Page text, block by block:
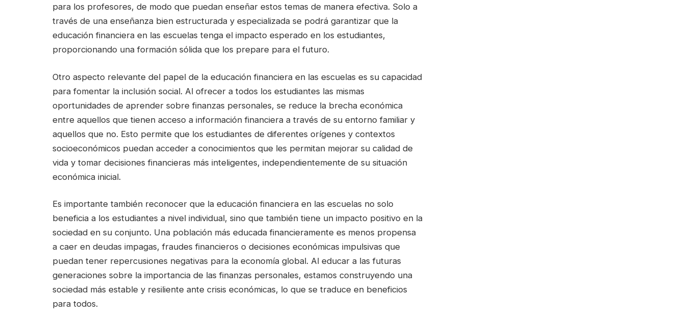
para los profesores, de modo que puedan enseñar estos temas de manera efectiva. Solo a
través de una enseñanza bien estructurada y especializada se podrá garantizar que la
educación financiera en las escuelas tenga el impacto esperado en los estudiantes,
proporcionando una formación sólida que los prepare para el futuro.
Otro aspecto relevante del papel de la educación financiera en las escuelas es su capacidad
para fomentar la inclusión social. Al ofrecer a todos los estudiantes las mismas
oportunidades de aprender sobre finanzas personales, se reduce la brecha económica
entre aquellos que tienen acceso a información financiera a través de su entorno familiar y
aquellos que no. Esto permite que los estudiantes de diferentes orígenes y contextos
socioeconómicos puedan acceder a conocimientos que les permitan mejorar su calidad de
vida y tomar decisiones financieras más inteligentes, independientemente de su situación
económica inicial.
Es importante también reconocer que la educación financiera en las escuelas no solo
beneficia a los estudiantes a nivel individual, sino que también tiene un impacto positivo en la
sociedad en su conjunto. Una población más educada financieramente es menos propensa
a caer en deudas impagas, fraudes financieros o decisiones económicas impulsivas que
puedan tener repercusiones negativas para la economía global. Al educar a las futuras
generaciones sobre la importancia de las finanzas personales, estamos construyendo una
sociedad más estable y resiliente ante crisis económicas, lo que se traduce en beneficios
para todos.